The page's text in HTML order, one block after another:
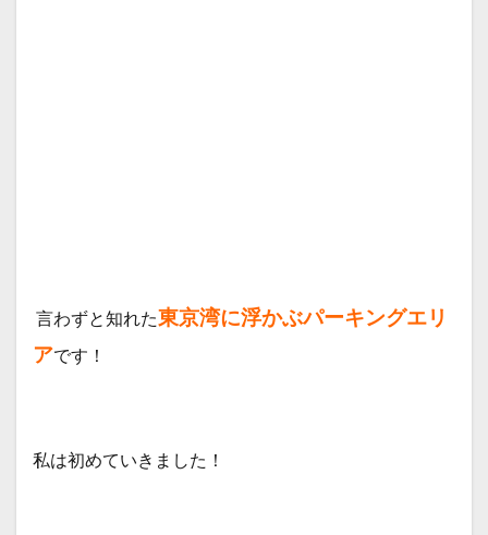
日
日
言わずと知れた東京湾に浮かぶパーキングエリ
アです！
私は初めていきました！